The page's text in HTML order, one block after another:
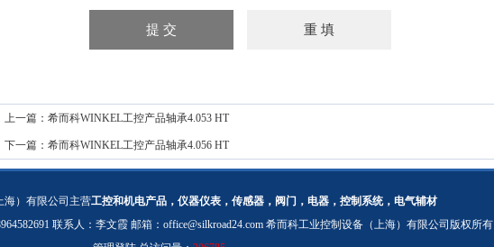
上一篇： 希而科WINKEL工控产品轴承4.053 HT
下一篇： 希而科WINKEL工控产品轴承4.056 HT
海）有限公司主营工控和机电产品，仪器仪表，传感器，阀门，电器，控制系统，电气辅材
联系人：李文霞 邮箱： office@silkroad24.com 希而科工业控制设备（上海）有限公司版权所有